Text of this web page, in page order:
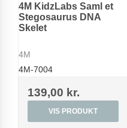
4M KidzLabs Saml et
Stegosaurus DNA
Skelet
4M
4M-7004
139,00 kr.
VIS PRODUKT